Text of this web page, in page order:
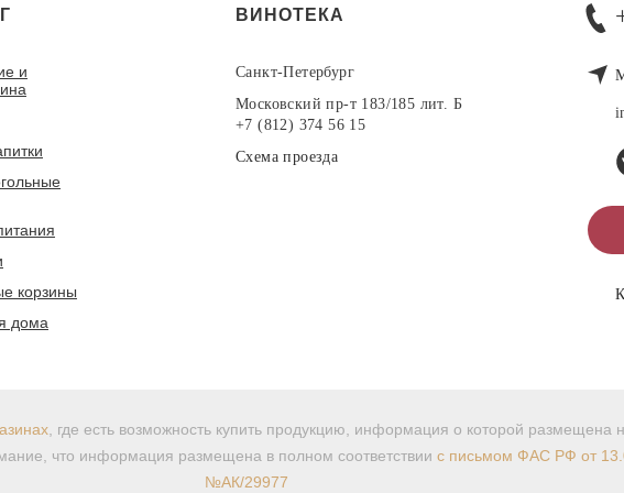
и
корзины
дома
ВИНОТЕКА
Санкт-Петербург
Московский пр-т 183/185 лит. Б
+7 (812) 374 56 15
Схема проезда
, где есть возможность купить продукцию, информация о которой размещена
что информация размещена в полном соответствии с письмом ФАС РФ от
№АК/29977